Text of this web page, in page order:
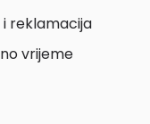
reklamacija
vrijeme